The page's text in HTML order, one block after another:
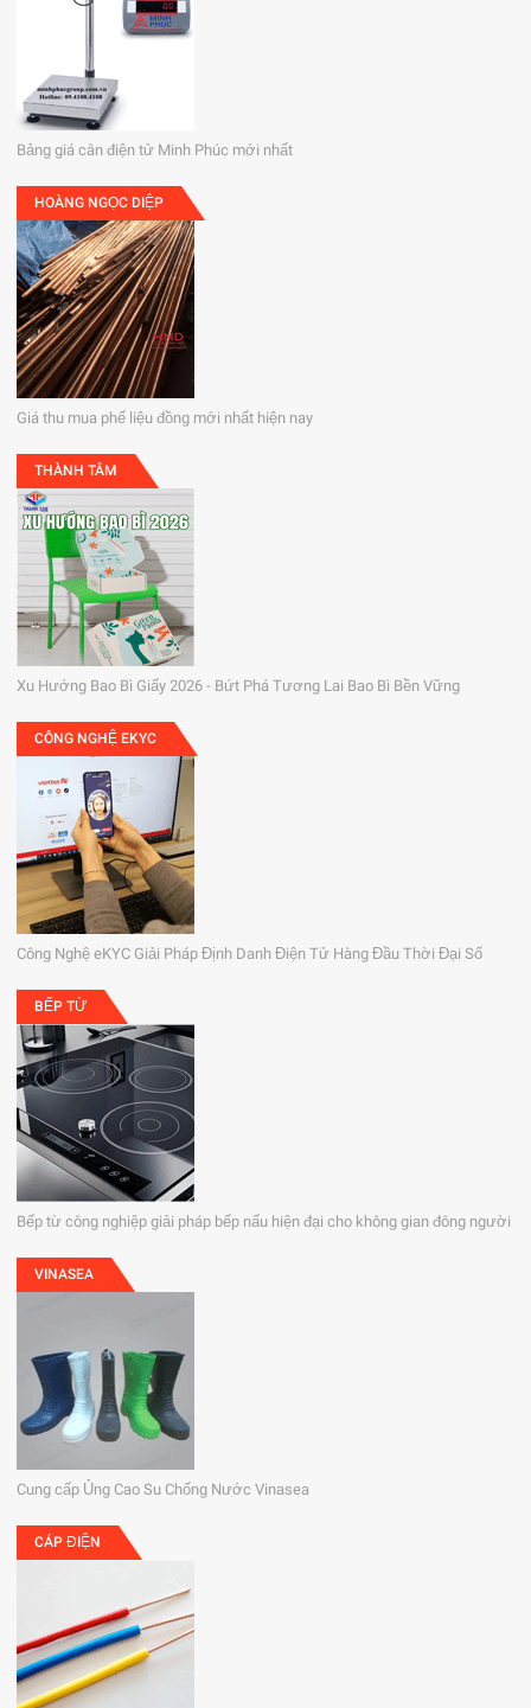
Bảng giá cân điện tử Minh Phúc mới nhất
HOÀNG NGỌC DIỆP
Giá thu mua phế liệu đồng mới nhất hiện nay
THÀNH TÂM
Xu Hướng Bao Bì Giấy 2026 - Bứt Phá Tương Lai Bao Bì Bền Vững
CÔNG NGHỆ EKYC
Công Nghệ eKYC Giải Pháp Định Danh Điện Tử Hàng Đầu Thời Đại Số
BẾP TỪ
Bếp từ công nghiệp giải pháp bếp nấu hiện đại cho không gian đông người
VINASEA
Cung cấp Ủng Cao Su Chống Nước Vinasea
CÁP ĐIỆN